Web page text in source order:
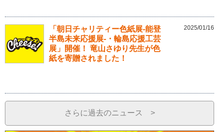
「朝日チャリティー色紙展-能登
半島未来応援展-・輪島応援工芸
展」開催！ 竜山さゆり先生が色
紙を寄贈されました！
2025/01/16
さらに過去のニュース >